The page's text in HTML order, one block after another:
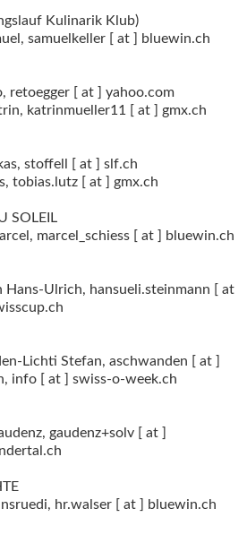
Kulinarik Klub)
samuelkeller [ at ] bluewin.ch
retoegger [ at ] yahoo.com
katrinmueller11 [ at ] gmx.ch
stoffell [ at ] slf.ch
tobias.lutz [ at ] gmx.ch
SOLEIL
marcel_schiess [ at ] bluewin.ch
Hans-Ulrich, hansueli.steinmann [ at
Lichti Stefan, aschwanden [ at ]
info [ at ] swiss-o-week.ch
gaudenz+solv [ at ]
hr.walser [ at ] bluewin.ch